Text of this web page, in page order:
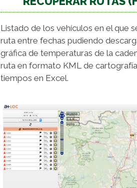
Listado de los vehículos en el que
ruta entre fechas pudiendo
gráfica de temperaturas de la
ruta en formato KML de
tiempos en Excel.